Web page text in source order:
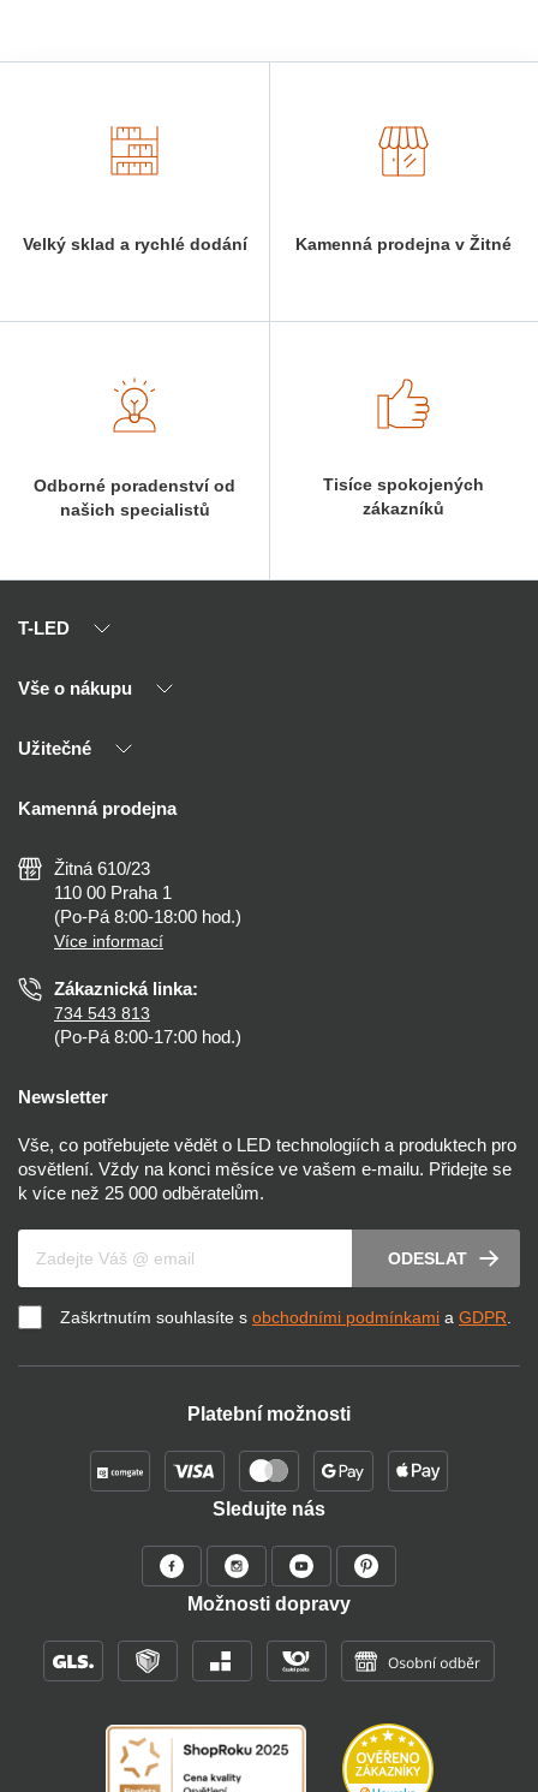
Velký sklad a rychlé dodání Kamenná prodejna v Žitné
Odborné poradenství od
našich specialistů
Tisíce spokojených
zákazníků
T-LED
O nás
Kontakty
Vše o nákupu
Výhody T-LED
Montáž
Nejčastější dotazy
Než koupíte
Osvětlení dle místnosti
Užitečné
Reklamace a vrácení
Zásady ochrany soukromí
Nastavení cookies
Prohlášení o přístupnosti
Kamenná prodejna
Žitná 610/23
110 00 Praha 1
(Po-Pá 8:00-18:00 hod.)
Více informací
Zákaznická linka:
734 543 813
(Po-Pá 8:00-17:00 hod.)
Newsletter
Vše, co potřebujete vědět o LED technologiích a produktech pro
osvětlení. Vždy na konci měsíce ve vašem e-mailu. Přidejte se
k více než 25 000 odběratelům.
ODESLAT
Zaškrtnutím souhlasíte s obchodními podmínkami a GDPR
Platební možnosti
Sledujte nás
Možnosti dopravy